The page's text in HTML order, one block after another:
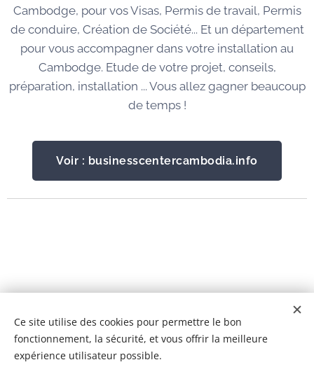
Cambodge, pour vos Visas, Permis de travail, Permis
de conduire, Création de Société... Et un département
pour vous accompagner dans votre installation au
Cambodge. Etude de votre projet, conseils,
préparation, installation ... Vous allez gagner beaucoup
de temps !
Voir : businesscentercambodia.info
© 2026 Tous droits réservés
BCC IMMOBILIER CAMBODGE Co,Ltd Cookies
Ce site utilise des cookies pour permettre le bon
fonctionnement, la sécurité, et vous offrir la meilleure
expérience utilisateur possible.